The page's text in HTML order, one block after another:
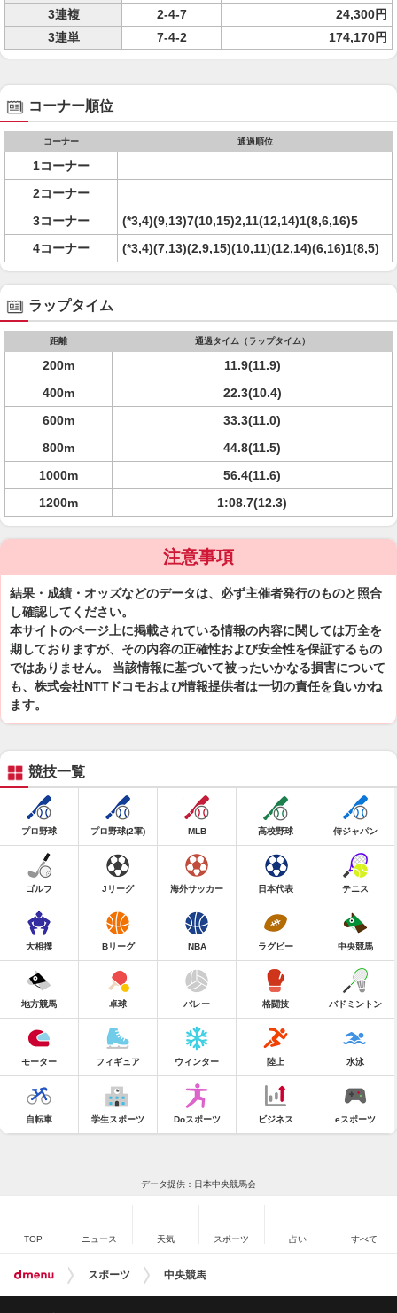
3連複
2-4-7
24,300円
3連単
7-4-2 174,170円
コーナー順位
コーナー 通過順位
1コーナー
2コーナー
3コーナー
(*3,4)(9,13)7(10,15)2,11(12,14)1(8,6,16)5
4コーナー
(*3,4)(7,13)(2,9,15)(10,11)(12,14)(6,16)1(8,5)
ラップタイム
距離 通過タイム（ラップタイム）
200m
11.9(11.9)
400m
22.3(10.4)
600m
33.3(11.0)
800m
44.8(11.5)
1000m
56.4(11.6)
1200m
1:08.7(12.3)
注意事項
結果・成績・オッズなどのデータは、必ず主催者発行のものと照合
し確認してください。
本サイトのページ上に掲載されている情報の内容に関しては万全を
期しておりますが、その内容の正確性および安全性を保証するもの
ではありません。 当該情報に基づいて被ったいかなる損害について
も、株式会社NTTドコモおよび情報提供者は一切の責任を負いかね
ます。
競技一覧
プロ野球 プロ野球(2軍) MLB 高校野球 侍ジャパン
ゴルフ Jリーグ 海外サッカー 日本代表 テニス
大相撲 Bリーグ NBA ラグビー 中央競馬
地方競馬 卓球 バレー 格闘技 バドミントン
モーター フィギュア ウィンター 陸上 水泳
自転車 学生スポーツ Doスポーツ ビジネス eスポーツ
データ提供：日本中央競馬会
TOP ニュース 天気 スポーツ 占い すべて
スポーツ 中央競馬